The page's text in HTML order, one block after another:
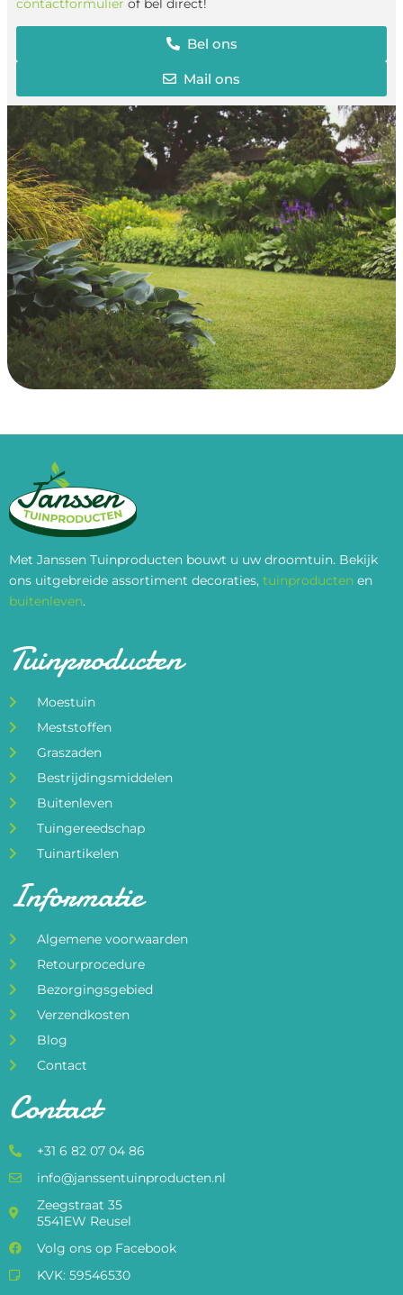
contactformulier of bel direct!
Bel ons
Mail ons
Met Janssen Tuinproducten bouwt u uw droomtuin. Bekijk
ons uitgebreide assortiment decoraties, tuinproducten en
buitenleven.
Tuinproducten
Moestuin
Meststoffen
Graszaden
Bestrijdingsmiddelen
Buitenleven
Tuingereedschap
Tuinartikelen
Informatie
Algemene voorwaarden
Retourprocedure
Bezorgingsgebied
Verzendkosten
Blog
Contact
Contact
+31 6 82 07 04 86
info@janssentuinproducten.nl
Zeegstraat 35
5541EW Reusel
Volg ons op Facebook
KVK: 59546530